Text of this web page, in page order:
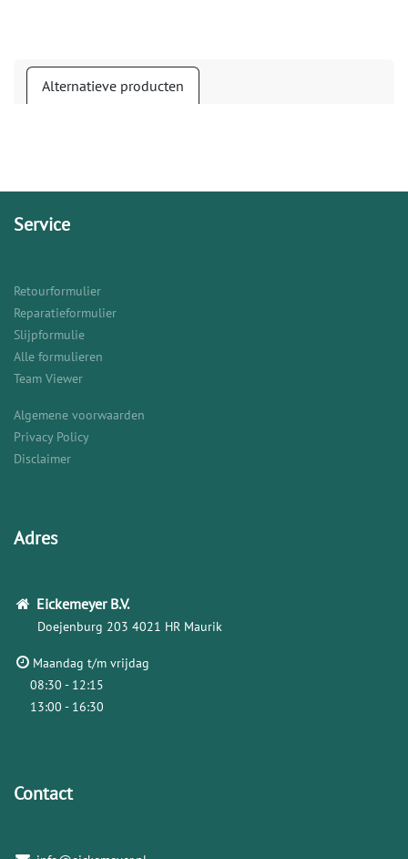
Alternatieve producten
Service
Retourformulier
Reparatieformulier
Slijpformulie
Alle formulieren
Team Viewer
Algemene voorwaarden
Privacy Policy
Disclaimer
Adres
Eickemeyer B.V.
Doejenburg 203 4021 HR Maurik
Maandag t/m vrijdag
08:30 - 12:15
13:00 - 16:30
Contact